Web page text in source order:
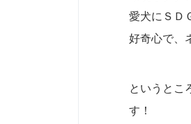
愛犬にＳＤ
好奇心で、
というとこ
す！